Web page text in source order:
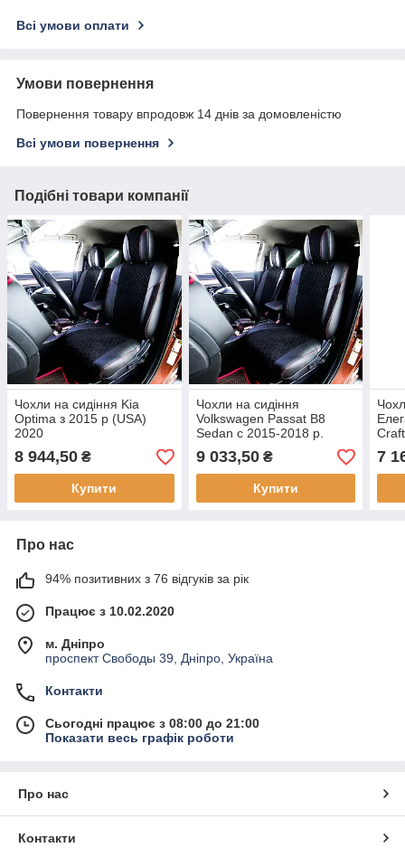
Всі умови оплати
Умови повернення
Повернення товару впродовж 14 днів за домовленістю
Всі умови повернення
Подібні товари компанії
Чохли на сидіння Kia
Оptima з 2015 р (USA)
2020
8 944,50 ₴
Купити
Чохли на сидіння
Volkswagen Passat B8
Sedan c 2015-2018 р.
Recaro вод. актив. 2020
9 033,50₴
Купити
з
7
Про нас
94% позитивних з 76 відгуків за рік
Працює з 10.02.2020
м. Дніпро
проспект Свободы 39, Дніпро, Україна
Контакти
Сьогодні працює з 08:00 до 21:00
Показати весь графік роботи
Про нас
Контакти